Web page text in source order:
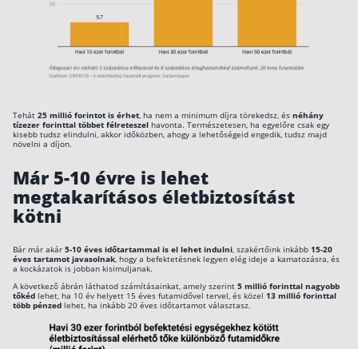
Blog
Rólunk
Karrier
Tehát 25 millió forintot is érhet, ha nem a minimum díjra törekedsz, és néhány
tízezer forinttal többet félreteszel havonta. Természetesen, ha egyelőre csak egy
kisebb tudsz elindulni, akkor időközben, ahogy a lehetőségeid engedik, tudsz majd
növelni a díjon.
Már 5-10 évre is lehet
megtakarításos életbiztosítást
kötni
Bár már akár 5-10 éves időtartammal is el lehet indulni, szakértőink inkább 15-20
éves tartamot javasolnak, hogy a befektetésnek legyen elég ideje a kamatozásra, és
a kockázatok is jobban kisimuljanak.
A következő ábrán láthatod számításainkat, amely szerint 5 millió forinttal nagyobb
tőkéd lehet, ha 10 év helyett 15 éves futamidővel tervel, és közel 13 millió forinttal
több pénzed lehet, ha inkább 20 éves időtartamot választasz.